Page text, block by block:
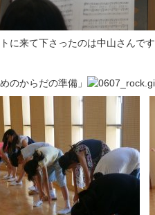
に来て下さったのは中山さんです
のからだの準備」